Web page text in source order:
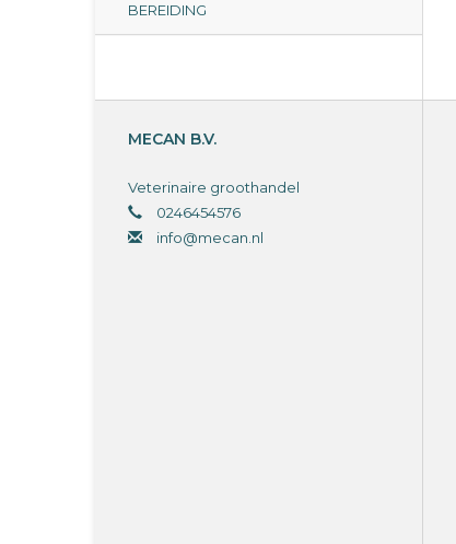
BEREIDING
MECAN B.V.
Veterinaire groothandel
0246454576
info@mecan.nl